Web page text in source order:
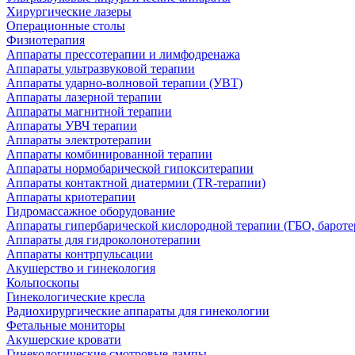
Хирургические лазеры
Операционные столы
Физиотерапия
Аппараты прессотерапии и лимфодренажа
Аппараты ультразвуковой терапии
Аппараты ударно-волновой терапии (УВТ)
Аппараты лазерной терапии
Аппараты магнитной терапии
Аппараты УВЧ терапии
Аппараты электротерапии
Аппараты комбинированной терапии
Аппараты нормобарической гипокситерапии
Аппараты контактной диатермии (TR-терапии)
Аппараты криотерапии
Гидромассажное оборудование
Аппараты гипербарической кислородной терапии (ГБО,
Аппараты для гидроколонотерапии
Аппараты контрпульсации
Акушерство и гинекология
Кольпоскопы
Гинекологические кресла
Радиохирургические аппараты для гинекологии
Фетальные мониторы
Акушерские кровати